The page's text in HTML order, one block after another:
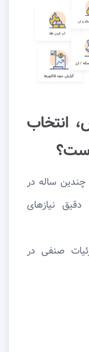
انتخاب
چندین ساله در
نیازهای
صنفی در